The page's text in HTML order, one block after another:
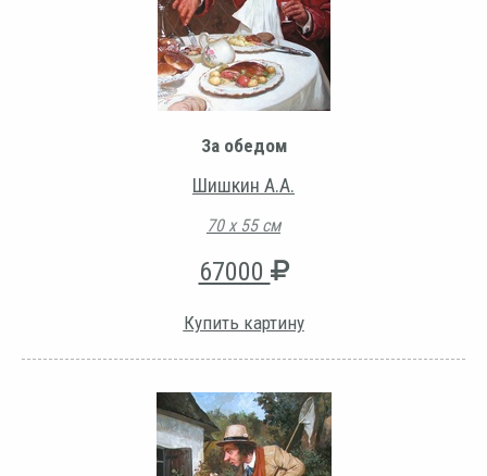
За обедом
Шишкин А.А.
70 х 55 см
67000
Купить картину